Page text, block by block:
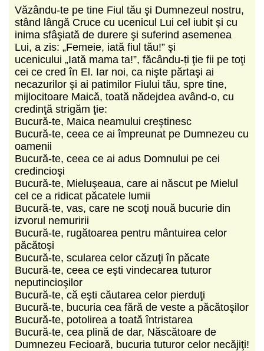
Văzându-te pe tine Fiul tău şi Dumnezeul nostru,
stând lângă Cruce cu ucenicul Lui cel iubit şi cu
inima sfâşiată de durere şi suferind asemenea
Lui, a zis: „Femeie, iată fiul tău!” şi
ucenicului „Iată mama ta!”, făcându-ți ţie fii pe toţi
cei ce cred în El. Iar noi, ca nişte părtaşi ai
necazurilor şi ai patimilor Fiului tău, spre tine,
mijlocitoare Maică, toată nădejdea având-o, cu
credinţă strigăm ţie:
Bucură-te, Maica neamului creştinesc
Bucură-te, ceea ce ai împreunat pe Dumnezeu cu
oamenii
Bucură-te, ceea ce ai adus Domnului pe cei
credincioşi
Bucură-te, Mieluşeaua, care ai născut pe Mielul
cel ce a ridicat păcatele lumii
Bucură-te, vas, care ne scoţi nouă bucurie din
izvorul nemuririi
Bucură-te, rugătoarea pentru mântuirea celor
păcătoşi
Bucură-te, scularea celor căzuţi în păcate
Bucură-te, ceea ce eşti vindecarea tuturor
neputincioşilor
Bucură-te, că eşti căutarea celor pierduţi
Bucură-te, bucuria cea fără de veste a păcătoşilor
Bucură-te, potolirea a toată întristarea
Bucură-te, cea plină de dar, Născătoare de
Dumnezeu Fecioară, bucuria tuturor celor necăjiţi!